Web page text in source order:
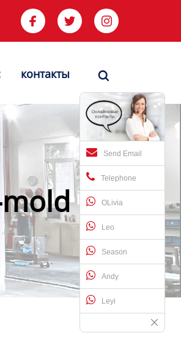
  
контакты 
Send Email
Telephone
OLivia
Leo
Season
Andy
Leyi